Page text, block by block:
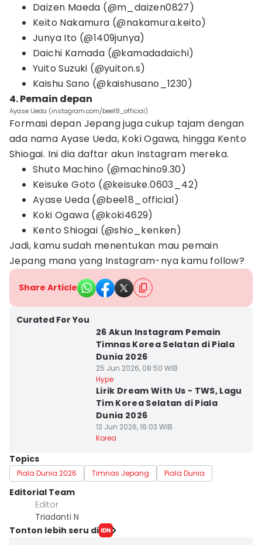
Daizen Maeda (@m_daizen0827)
Keito Nakamura (@nakamura.keito)
Junya Ito (@1409junya)
Daichi Kamada (@kamadadaichi)
Yuito Suzuki (@yuiton.s)
Kaishu Sano (@kaishusano_1230)
4. Pemain depan
Ayase Ueda (instagram.com/bee18_official)
Formasi depan Jepang juga cukup tajam dengan
ada nama Ayase Ueda, Koki Ogawa, hingga Kento
Shiogai. Ini dia daftar akun Instagram mereka.
Shuto Machino (@machino9.30)
Keisuke Goto (@keisuke.0603_42)
Ayase Ueda (@bee18_official)
Koki Ogawa (@koki4629)
Kento Shiogai (@shio_kenken)
Jadi, kamu sudah menentukan mau pemain
Jepang mana yang Instagram-nya kamu follow?
Share Article
Curated For You
26 Akun Instagram Pemain
Timnas Korea Selatan di Piala
Dunia 2026
25 Jun 2026, 08:50 WIB
Hype
Lirik Dream With Us - TWS, Lagu
Tim Korea Selatan di Piala
Dunia 2026
13 Jun 2026, 16:03 WIB
Korea
Topics
Piala Dunia 2026 Timnas Jepang Piala Dunia
Editorial Team
Editor
Triadanti N
Tonton lebih seru di